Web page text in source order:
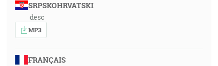
SRPSKOHRVATSKI
desc
MP3
FRANÇAIS